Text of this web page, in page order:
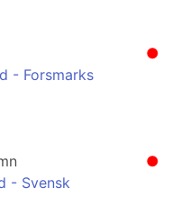
●
- Forsmarks
●
- Svensk